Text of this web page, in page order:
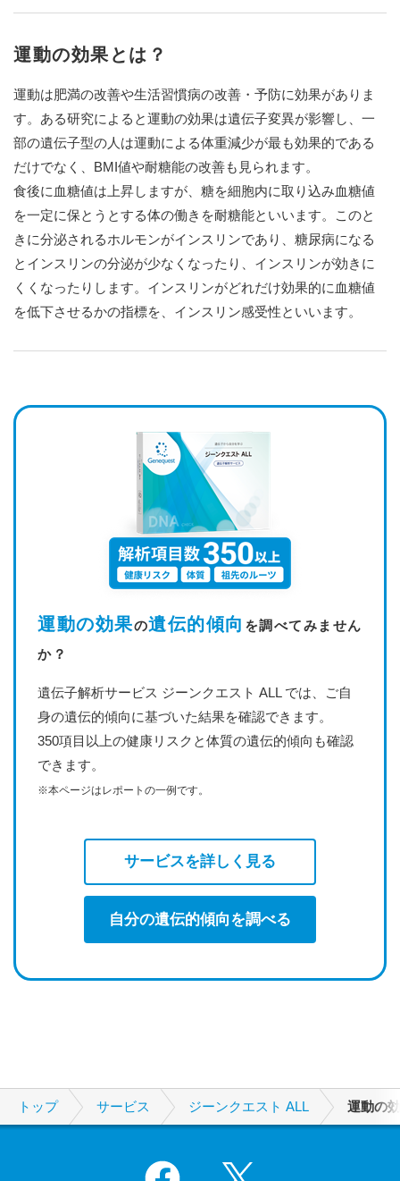
運動の効果とは？
運動は肥満の改善や生活習慣病の改善・予防に効果がありま
す。ある研究によると運動の効果は遺伝子変異が影響し、一
部の遺伝子型の人は運動による体重減少が最も効果的である
だけでなく、BMI値や耐糖能の改善も見られます。
食後に血糖値は上昇しますが、糖を細胞内に取り込み血糖値
を一定に保とうとする体の働きを耐糖能といいます。このと
きに分泌されるホルモンがインスリンであり、糖尿病になる
とインスリンの分泌が少なくなったり、インスリンが効きに
くくなったりします。インスリンがどれだけ効果的に血糖値
を低下させるかの指標を、インスリン感受性といいます。
運動の効果の遺伝的傾向 を調べてみません
か？
遺伝子解析サービス ジーンクエスト ALL では、ご自
身の遺伝的傾向に基づいた結果を確認できます。
350項目以上の健康リスクと体質の遺伝的傾向も確認
できます。
※本ページはレポートの一例です。
サービスを詳しく見る
自分の遺伝的傾向を調べる
トップ サービス ジーンクエスト ALL 運動の
Facebook